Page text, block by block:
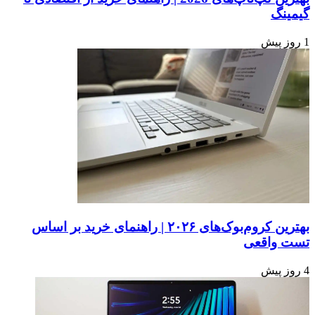
گیمینگ
1 روز پیش
بهترین کروم‌بوک‌های ۲۰۲۶ | راهنمای خرید بر اساس
تست واقعی
4 روز پیش